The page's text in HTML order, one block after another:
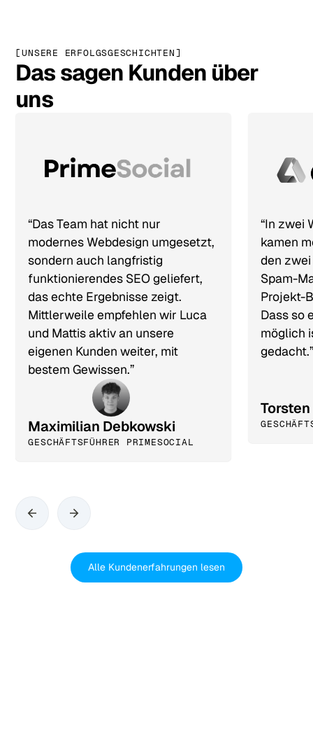
[UNSERE ERFOLGSGESCHICHTEN]
Das sagen Kunden über
uns
“Das Team hat nicht nur
modernes Webdesign umgesetzt,
sondern auch langfristig
funktionierendes SEO geliefert,
das echte Ergebnisse zeigt.
Mittlerweile empfehlen wir Luca
und Mattis aktiv an unsere
eigenen Kunden weiter, mit
bestem Gewissen.”
Maximilian Debkowski
GESCHÄFTSFÜHRER PRIMESOCIAL
“In zwei
kamen
den
Spam-
Projekt-
Dass so
möglich
Alle Kundenerfahrungen lesen